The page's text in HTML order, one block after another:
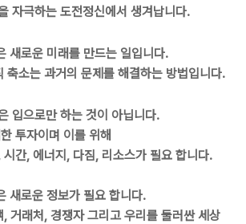
자극하는 도전정신에서 생겨납니다.
로운 미래를 만드는 일입니다.
소는 과거의 문제를 해결하는 방법입니다.
으로만 하는 것이 아닙니다.
투자이며 이를 위해
간, 에너지, 다짐, 리소스가 필요 합니다.
로운 정보가 필요 합니다.
거래처, 경쟁자 그리고 우리를 둘러싼 세상